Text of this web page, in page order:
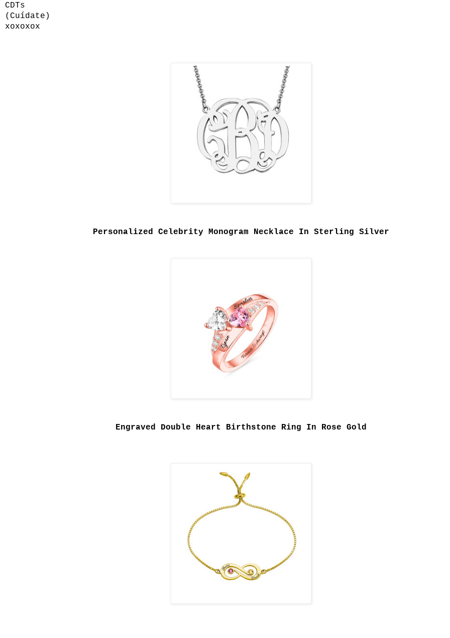
CDTs
(Cuídate)
xoxoxox
Personalized Celebrity Monogram Necklace In Sterling Silver
Engraved Double Heart Birthstone Ring In Rose Gold